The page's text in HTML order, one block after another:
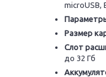
microUSB,
Размер
Слот
до 32 Гб